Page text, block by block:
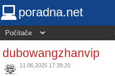
poradna.net
dubowangzhanvip
11.06.2025 17:39:20